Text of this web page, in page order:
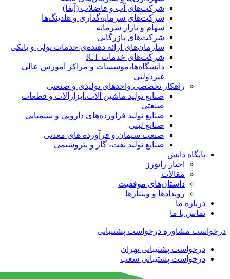
شرکت‌های آب و فاضلاب (آبفا)
شرکت‌های سرمایه‌گذاری و هلدینگ‌ها
سهام و بازار سرمایه
شرکت‌های بازرگانی
سازمان‌های ارائه دهنده‌ی خدمات پولی و بانکی
شرکت‌های خدمات ICT
دانشگاه‌ها،موسسات و مراکز آموزش عالی
غیردولتی
راهکار تخصصی واحدهای تولیدی و صنعتی
صنایع توليد ماشين آلات،ابزارآلات و قطعات
صنعتی
صنایع تولید فراورده‌های دارویی و شیمیایی
صنایع لبنی
صنعت سیمان و فرآورده های معدنی
صنایع تولید نفت، گاز و پتروشيمی
پایگاه دانش
اخبار رایورز
مقالات
داستان‌های موفقیت
رویدادها و وبینارها
درباره ما
تماس با ما
درخواست مشاوره درخواست پشتیبانی
درخواست پشتیبانی تهران
درخواست پشتیبانی شعب